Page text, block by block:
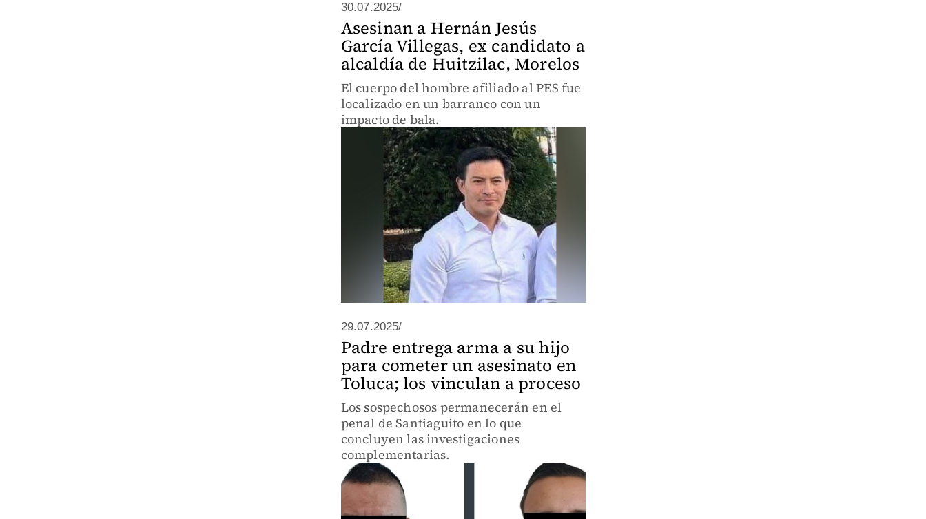
30.07.2025/
Asesinan a Hernán Jesús
García Villegas, ex candidato a
alcaldía de Huitzilac, Morelos
El cuerpo del hombre afiliado al PES fue
localizado en un barranco con un
impacto de bala.
29.07.2025/
Padre entrega arma a su hijo
para cometer un asesinato en
Toluca; los vinculan a proceso
Los sospechosos permanecerán en el
penal de Santiaguito en lo que
concluyen las investigaciones
complementarias.